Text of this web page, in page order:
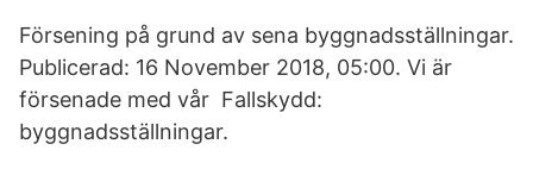
Försening på grund av sena byggnadsställningar.
Publicerad: 16 November 2018, 05:00. Vi är
försenade med vår Fallskydd:
byggnadsställningar.